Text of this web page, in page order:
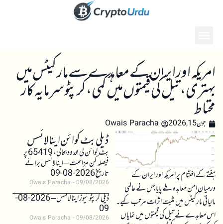
امریکہ اور ایران کے معاہدے سے مارکیٹس میں
بہتری، تیل کی قیمتوں میں کمی، کرپٹو سرمایہ کار
محتاط
جون 15, 2026 Owais Paracha
ہفتے کے اختتام پر امریکہ اور ایران کے
درمیان امن معاہدہ طے پایا جس نے عالمی
مالیاتی مارکیٹس میں مثبت اثرات مرتب کیے۔
اس معاہدے نے تیل کی قیمتوں میں نمایاں
ڈیلی بٹ کوائن اینالائسس
بٹ کوائن کی محدود بحالی، 65419 پر
فیصلہ کن مزاحمت – اینالائسس برائے
تاریخ 2026-08-09
Owais Paracha 09/08/2026
ڈیلی کرپٹو نیوز اینالائسس – 2026-08-
09
Owais Paracha 09/08/2026